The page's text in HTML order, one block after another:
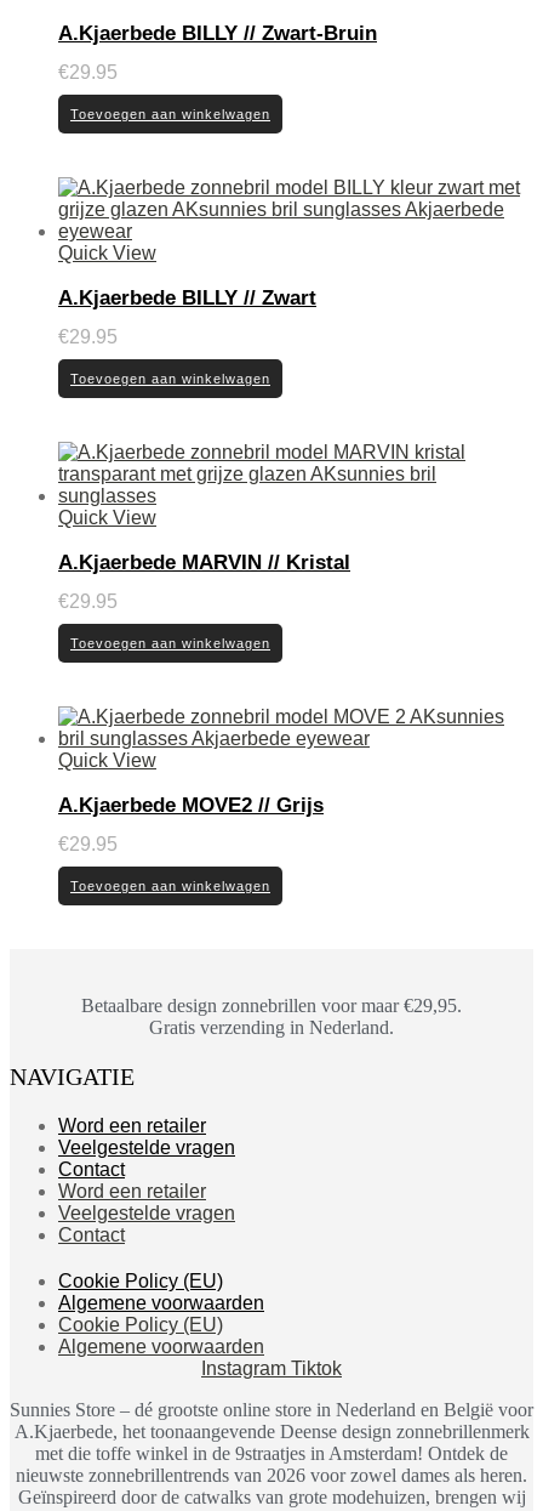
A.Kjaerbede BILLY // Zwart-Bruin
€29.95
Toevoegen aan winkelwagen
Quick View
A.Kjaerbede BILLY // Zwart
€29.95
Toevoegen aan winkelwagen
Quick View
A.Kjaerbede MARVIN // Kristal
€29.95
Toevoegen aan winkelwagen
Quick View
A.Kjaerbede MOVE2 // Grijs
€29.95
Toevoegen aan winkelwagen
Betaalbare design zonnebrillen voor maar €29,95.
Gratis verzending in Nederland.
NAVIGATIE
Word een retailer
Veelgestelde vragen
Contact
Word een retailer
Veelgestelde vragen
Contact
Cookie Policy (EU)
Algemene voorwaarden
Cookie Policy (EU)
Algemene voorwaarden
Instagram Tiktok
Sunnies Store – dé grootste online store in Nederland en België voor
A.Kjaerbede, het toonaangevende Deense design zonnebrillenmerk
met die toffe winkel in de 9straatjes in Amsterdam! Ontdek de
nieuwste zonnebrillentrends van 2026 voor zowel dames als heren.
Geïnspireerd door de catwalks van grote modehuizen, brengen wij